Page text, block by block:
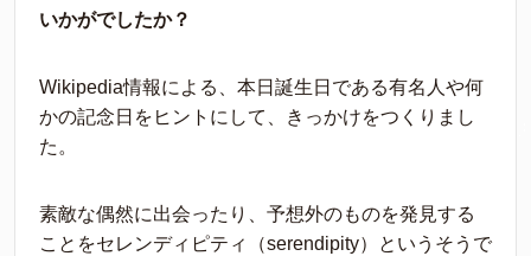
いかがでしたか？
Wikipedia情報による、本日誕生日である有名人や何
かの記念日をヒントにして、きっかけをつくりまし
た。
素敵な偶然に出会ったり、予想外のものを発見する
ことをセレンディピティ（serendipity）というそうで